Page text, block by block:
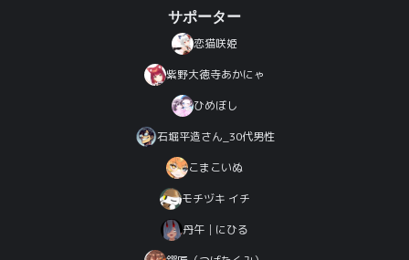
サポーター
恋猫咲姫
紫野大徳寺あかにゃ
ひめぼし
石堀平造さん_30代男性
こまこいぬ
モチヅキ イチ
丹午│にひる